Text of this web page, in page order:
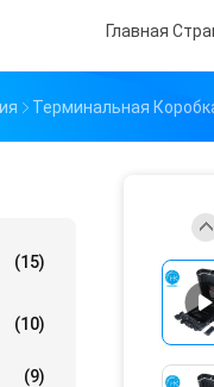
Главная
Терминальная
(15)
(10)
(9)